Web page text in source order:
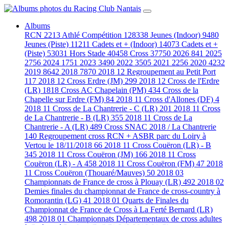
Albums
RCN 2213 Athlé Compétition 128338 Jeunes (Indoor) 9480
Jeunes (Piste) 11211 Cadets et + (Indoor) 14073 Cadets et +
(Piste) 53031 Hors Stade 40458 Cross 37750 2026 841 2025
2756 2024 1751 2023 3490 2022 3505 2021 2256 2020 4232
2019 8642 2018 7870 2018 12 Regroupement au Petit Port
117 2018 12 Cross Erdre (JM) 299 2018 12 Cross de l'Erdre
(LR) 1818 Cross AC Chapelain (PM) 434 Cross de la
Chapelle sur Erdre (FM) 84 2018 11 Cross d'Allones (DF) 4
2018 11 Cross de La Chantrerie - C (LR) 201 2018 11 Cross
de La Chantrerie - B (LR) 355 2018 11 Cross de La
Chantrerie - A (LR) 489 Cross SNAC 2018 / La Chantrerie
140 Regroupement cross RCN + ASBR parc du Loiry à
Vertou le 18/11/2018 66 2018 11 Cross Couëron (LR) - B
345 2018 11 Cross Couëron (JM) 166 2018 11 Cross
Couëron (LR) - A 458 2018 11 Cross Couëron (FM) 47 2018
11 Cross Couëron (Thouaré/Mauves) 50 2018 03
Championnats de France de cross à Plouay (LR) 492 2018 02
Demies finales du championnat de France de cross-country à
Romorantin (LG) 41 2018 01 Quarts de Finales du
Championnat de France de Cross à La Ferté Bernard (LR)
498 2018 01 Championnats Départementaux de cross adultes